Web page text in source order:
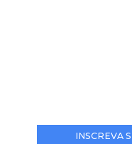
INSCREVA